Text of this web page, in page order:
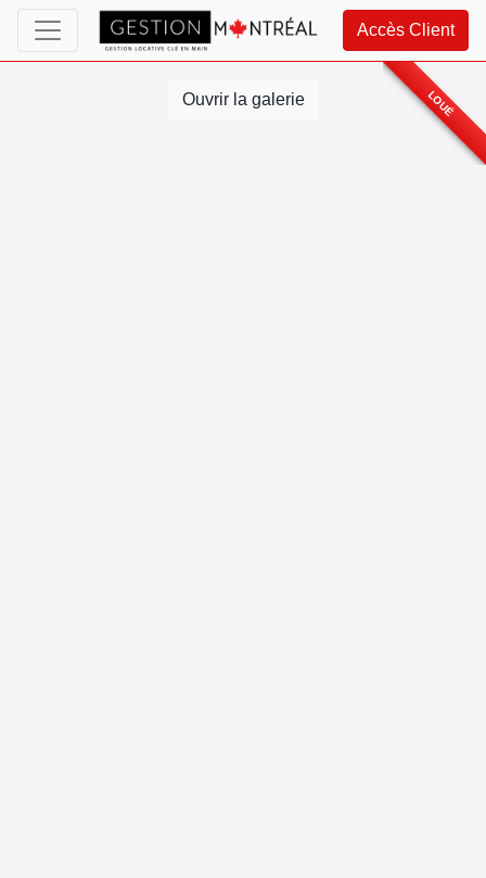
Accès Client
LOUÉ
Ouvrir la galerie